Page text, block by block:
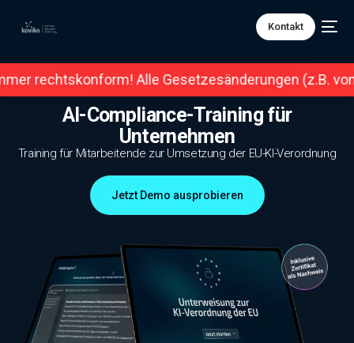
Kontakt
Alle Gesetzesänderungen (z.B. vom 2.
AI-Compliance-Training für
Unternehmen
Training für Mitarbeitende zur Umsetzung der EU-KI-Verordnung
Jetzt Demo ausprobieren